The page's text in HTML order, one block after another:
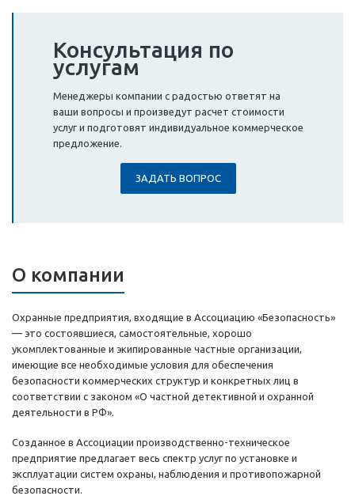
Консультация по
услугам
Менеджеры компании с радостью ответят на
ваши вопросы и произведут расчет стоимости
услуг и подготовят индивидуальное коммерческое
предложение.
ЗАДАТЬ ВОПРОС
О компании
Охранные предприятия, входящие в Ассоциацию «Безопасность»
— это состоявшиеся, самостоятельные, хорошо
укомплектованные и экипированные частные организации,
имеющие все необходимые условия для обеспечения
безопасности коммерческих структур и конкретных лиц в
соответствии с законом «О частной детективной и охранной
деятельности в РФ».
Созданное в Ассоциации производственно-техническое
предприятие предлагает весь спектр услуг по установке и
эксплуатации систем охраны, наблюдения и противопожарной
безопасности.